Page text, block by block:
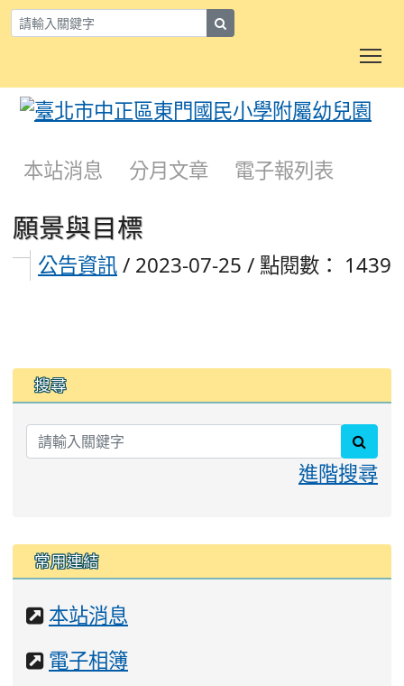
本站消息 分月文章 電子報列表
願景與目標
公告資訊 / 2023-07-25 / 點閱數： 1439
搜尋
進階搜尋
常用連結
網
本站消息
網
電子相簿